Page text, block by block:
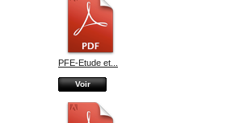
PFE-Etude et...
Voir